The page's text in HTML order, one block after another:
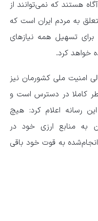
هستند که نمی‌توانند از
به مردم ایران است که
برای تسهیل همه نیازهای
خواهد کرد.
امنیت ملی کشورمان نیز
قطر کاملا در دسترس است و
رسانه اعلام کرد: هیچ
به منابع ارزی خود در
به قوت خود باقی